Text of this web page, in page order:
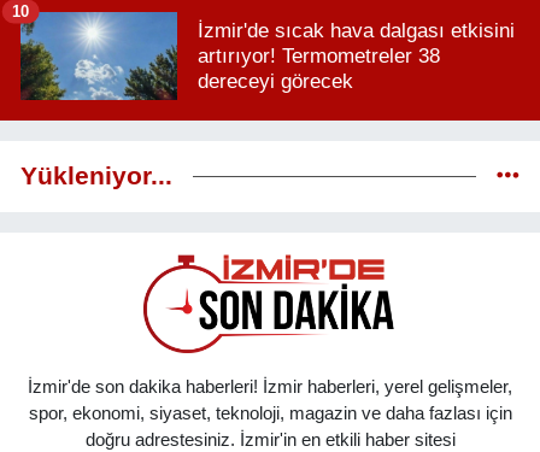
İzmir'de sıcak hava dalgası etkisini
artırıyor! Termometreler 38
dereceyi görecek
10
Yükleniyor...
İzmir'de son dakika haberleri! İzmir haberleri, yerel gelişmeler,
spor, ekonomi, siyaset, teknoloji, magazin ve daha fazlası için
doğru adrestesiniz. İzmir'in en etkili haber sitesi